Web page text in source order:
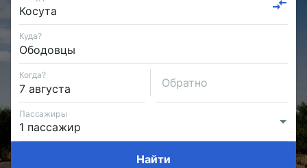
Куда?
Когда?
Обратно
Пассажиры
Найти